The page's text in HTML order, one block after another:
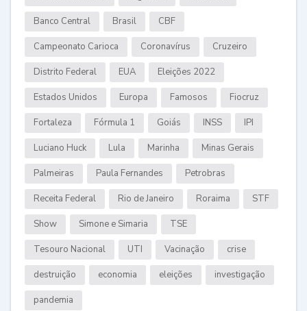
Banco Central Brasil CBF
Campeonato Carioca Coronavírus Cruzeiro
Distrito Federal EUA Eleições 2022
Estados Unidos Europa Famosos Fiocruz
Fortaleza Fórmula 1 Goiás INSS IPI
Luciano Huck Lula Marinha Minas Gerais
Palmeiras Paula Fernandes Petrobras
Receita Federal Rio de Janeiro Roraima STF
Show Simone e Simaria TSE
Tesouro Nacional UTI Vacinação crise
destruição economia eleições investigação
pandemia